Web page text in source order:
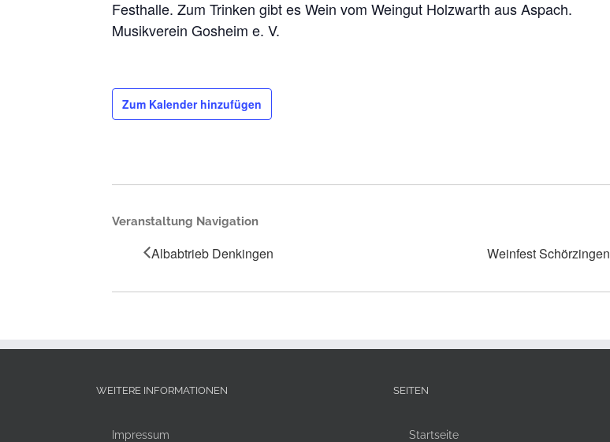
Festhalle. Zum Trinken gibt es Wein vom Weingut Holzwarth aus Aspach.
Musikverein Gosheim e. V.
Zum Kalender hinzufügen
Veranstaltung Navigation
Albabtrieb Denkingen Weinfest Schörzingen
WEITERE INFORMATIONEN
Impressum
SEITEN
Startseite